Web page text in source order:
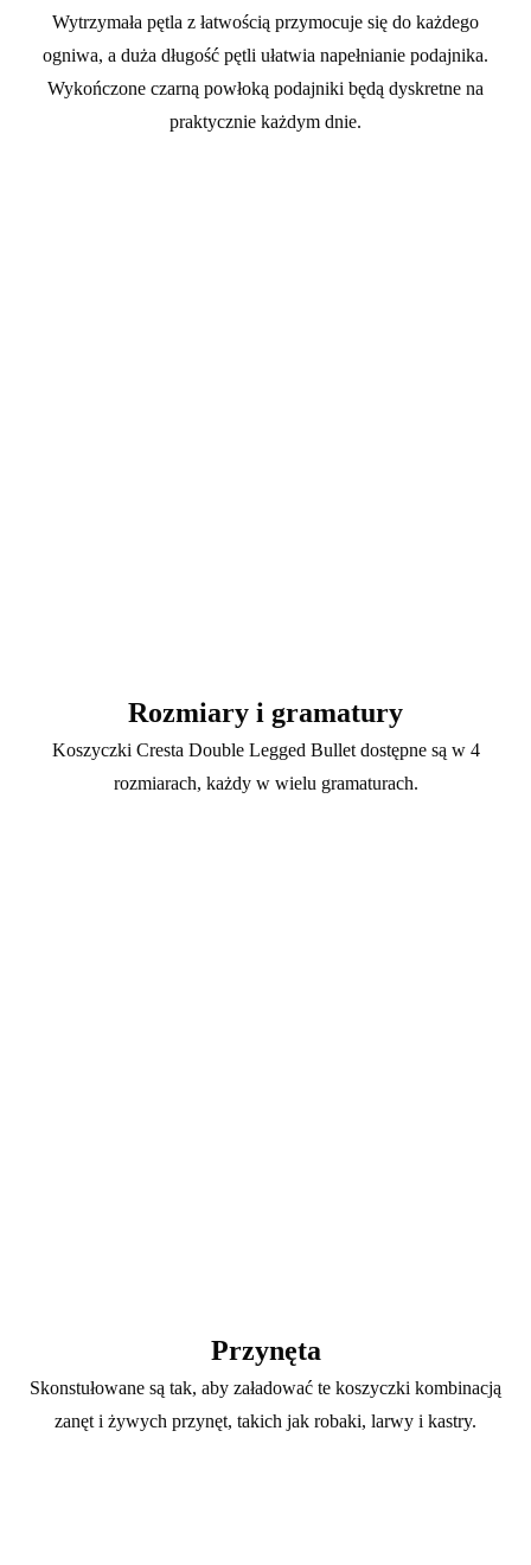
Wytrzymała pętla z łatwością przymocuje się do każdego
ogniwa, a duża długość pętli ułatwia napełnianie podajnika.
Wykończone czarną powłoką podajniki będą dyskretne na
praktycznie każdym dnie.
Rozmiary i gramatury
Koszyczki Cresta Double Legged Bullet dostępne są w 4
rozmiarach, każdy w wielu gramaturach.
Przynęta
Skonstułowane są tak, aby załadować te koszyczki kombinacją
zanęt i żywych przynęt, takich jak robaki, larwy i kastry.